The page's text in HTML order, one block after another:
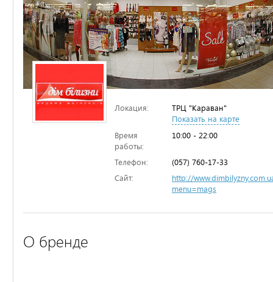
Локация:
ТРЦ "Караван"
Показать на карте
Время
работы:
10:00 - 22:00
Телефон:
(057) 760-17-33
Сайт:
http://
menu=mags
О бренде